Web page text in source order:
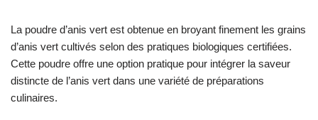
La poudre d’anis vert est obtenue en broyant finement les grains
d’anis vert cultivés selon des pratiques biologiques certifiées.
Cette poudre offre une option pratique pour intégrer la saveur
distincte de l’anis vert dans une variété de préparations
culinaires.